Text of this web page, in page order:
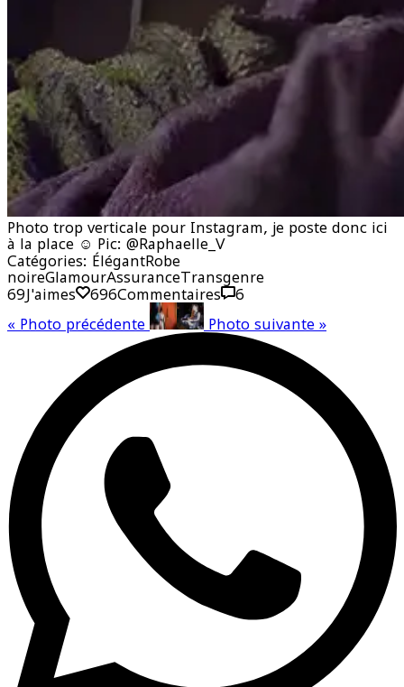
Photo trop verticale pour Instagram, je poste donc ici
à la place ☺️ Pic: @Raphaelle_V
Catégories: ÉlégantRobe
noireGlamourAssuranceTransgenre
69J'aimes 696Commentaires
6
« Photo précédente Photo suivante »